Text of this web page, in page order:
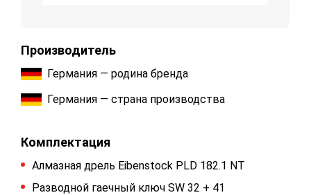
Производитель
Германия — родина бренда
Германия — страна производства
Комплектация
Алмазная дрель Eibenstock PLD 182.1 NT
Разводной гаечный ключ SW 32 + 41